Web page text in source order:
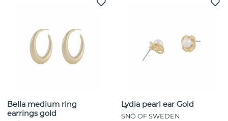
Bella medium ring
earrings gold
Lydia pearl ear Gold
SNÖ OF SWEDEN